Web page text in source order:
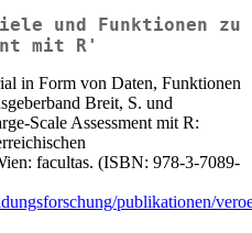
und Funktionen zu
mit R'
in Form von Daten, Funktionen
Breit, S. und
Scale Assessment mit R:
facultas. (ISBN: 978-3-7089-
publikationen/